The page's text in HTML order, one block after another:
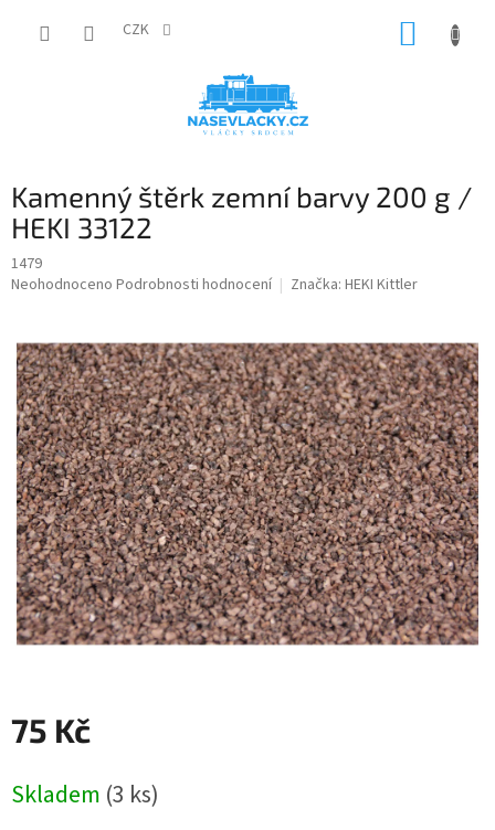
CZK
Kamenný štěrk zemní barvy 200 g /
HEKI 33122
1479
Průměrné
je
0,0
z
5
hvězdiček.
Neohodnoceno Podrobnosti hodnocení Značka: HEKI Kittler
75 Kč
cena:
Skladem (3 ks)